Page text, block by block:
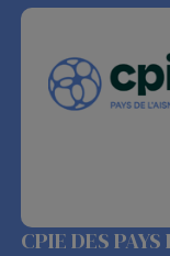
CPIE DES PAYS